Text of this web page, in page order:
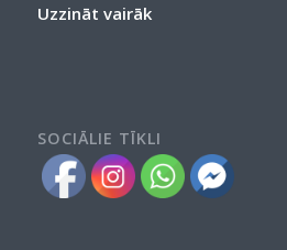
Uzzināt vairāk
SOCIĀLIE TĪKLI